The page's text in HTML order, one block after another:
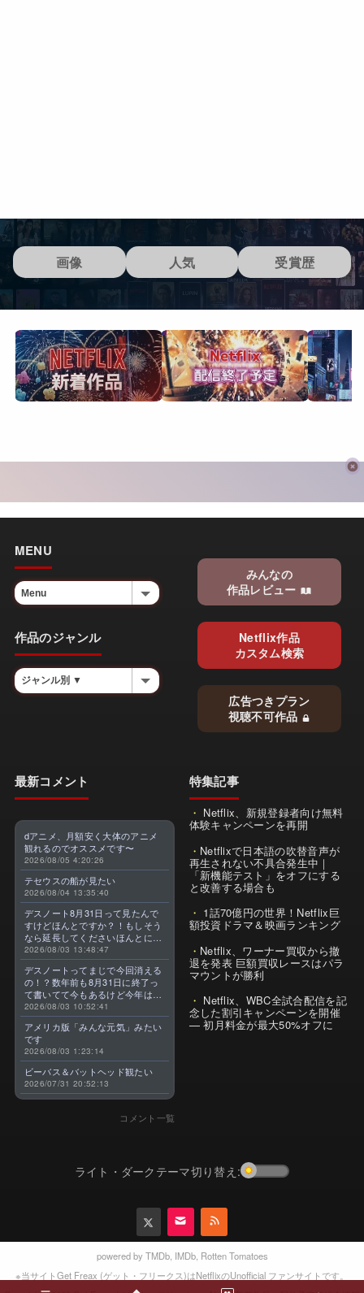
画像 人気 受賞歴
MENU
作品のジャンル
みんなの
作品レビュー
Netflix作品
カスタム検索
広告つきプラン
視聴不可作品
最新コメント
dアニメ、月額安く大体のアニメ
観れるのでオススメです〜
2026/08/05 4:20:26
テセウスの船が見たい
2026/08/04 13:35:40
デスノート8月31日って見たんで
すけどほんとですか？！もしそう
なら延長してくださいほんとに大
好きなんです😭
2026/08/03 13:48:47
デスノートってまじで今回消える
の！？数年前も8月31日に終了っ
て書いてて今もあるけど今年はま
じのやつ！？よくわからん！！で
きればなくならないでほしい！平
成アニメを振り返らせてくれっ
っ！！！！！！！
2026/08/03 10:52:41
アメリカ版「みんな元気」みたい
です
2026/08/03 1:23:14
ビーバス＆バットヘッド観たい
2026/07/31 20:52:13
コメント一覧
特集記事
Netflix、新規登録者向け無料
体験キャンペーンを再開
Netflixで日本語の吹替音声が
再生されない不具合発生中｜
「新機能テスト」をオフにする
と改善する場合も
1話70億円の世界！Netflix巨
額投資ドラマ＆映画ランキング
Netflix、ワーナー買収から撤
退を発表 巨額買収レースはパラ
マウントが勝利
Netflix、WBC全試合配信を記
念した割引キャンペーンを開催
— 初月料金が最大50%オフに
ライト・ダークテーマ切り替え:
powered by TMDb, IMDb, Rotten Tomatoes
※当サイトGet Freax (ゲット・フリークス)はNetflixのUnofficial ファンサイトです。